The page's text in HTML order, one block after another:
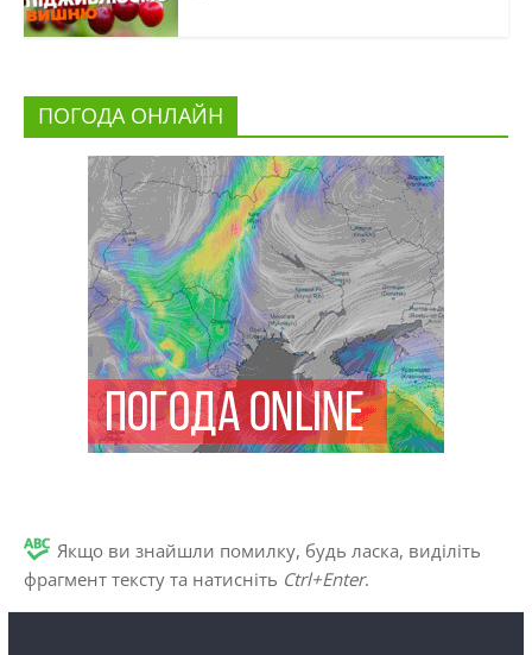
ПОГОДА ОНЛАЙН
Якщо ви знайшли помилку, будь ласка, виділіть
фрагмент тексту та натисніть Ctrl+Enter.